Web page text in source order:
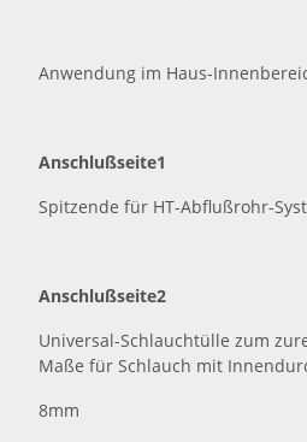
Anwendung im Haus-
Anschlußseite1
Spitzende für HT-Abflußrohr-
Anschlußseite2
Universal-Schlauchtülle zum
Maße für Schlauch mit
8mm